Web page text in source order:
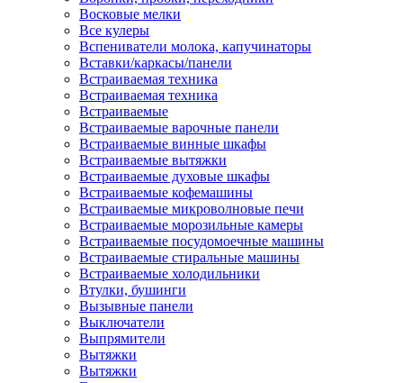
Восковые мелки
Все кулеры
Вспениватели молока, капучинаторы
Вставки/каркасы/панели
Встраиваемая техника
Встраиваемая техника
Встраиваемые
Встраиваемые варочные панели
Встраиваемые винные шкафы
Встраиваемые вытяжки
Встраиваемые духовые шкафы
Встраиваемые кофемашины
Встраиваемые микроволновые печи
Встраиваемые морозильные камеры
Встраиваемые посудомоечные машины
Встраиваемые стиральные машины
Встраиваемые холодильники
Втулки, бушинги
Вызывные панели
Выключатели
Выпрямители
Вытяжки
Вытяжки